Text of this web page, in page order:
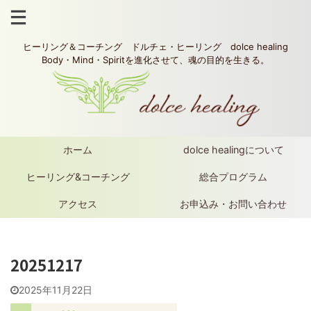
ヒーリング＆コーチング ドルチェ・ヒーリング dolce healing
Body・Mind・Spiritを進化させて、魂の目的を生きる。
ホーム dolce healingについて
ヒーリング&コーチング 総合プログラム
アクセス お申込み・お問い合わせ
20251217
2025年11月22日